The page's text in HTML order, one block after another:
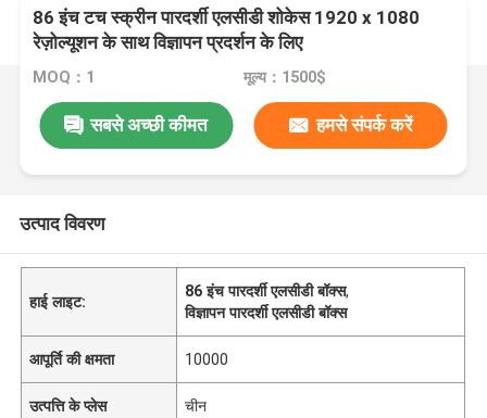
86 इंच टच स्क्रीन पारदर्शी एलसीडी शोकेस 1920 x 1080
रेज़ोल्यूशन के साथ विज्ञापन प्रदर्शन के लिए
MOQ：1 मूल्य：1500$
सबसे अच्छी कीमत हमसे संपर्क करें
उत्पाद विवरण
हाई लाइट:
86 इंच पारदर्शी एलसीडी बॉक्स,
विज्ञापन पारदर्शी एलसीडी बॉक्स
आपूर्ति की क्षमता 10000
उत्पत्ति के प्लेस चीन